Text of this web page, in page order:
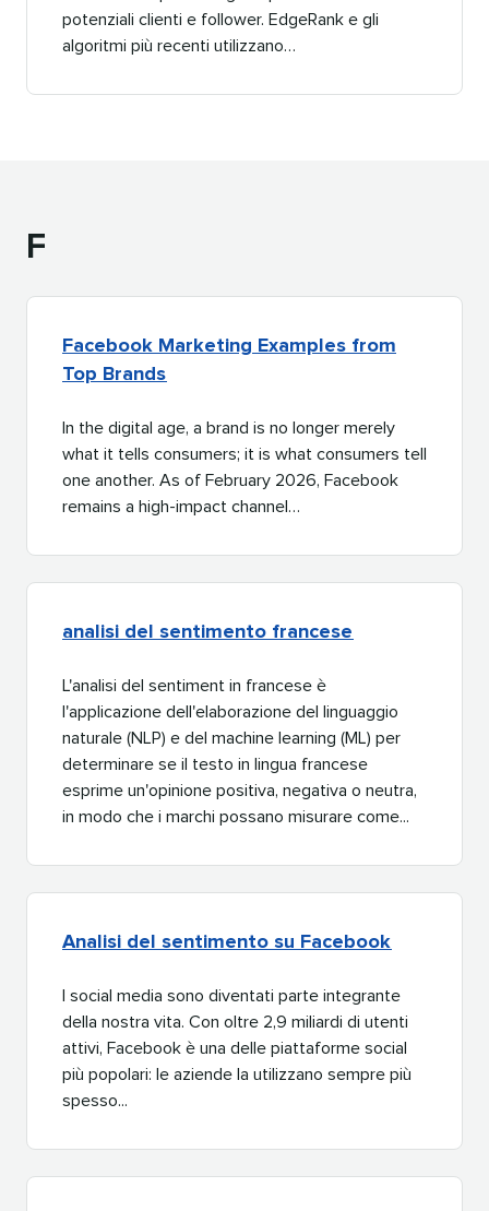
potenziali clienti e follower. EdgeRank e gli
algoritmi più recenti utilizzano…​​
F​​
Facebook Marketing Examples from
Top Brands​​
In the digital age, a brand is no longer merely
what it tells consumers; it is what consumers tell
one another. As of February 2026, Facebook
remains a high-impact channel…​​
analisi del sentimento francese​​
L'analisi del sentiment in francese è
l'applicazione dell'elaborazione del linguaggio
naturale (NLP) e del machine learning (ML) per
determinare se il testo in lingua francese
esprime un'opinione positiva, negativa o neutra,
in modo che i marchi possano misurare come...​​
Analisi del sentimento su Facebook​​
I social media sono diventati parte integrante
della nostra vita. Con oltre 2,9 miliardi di utenti
attivi, Facebook è una delle piattaforme social
più popolari: le aziende la utilizzano sempre più
spesso...​​